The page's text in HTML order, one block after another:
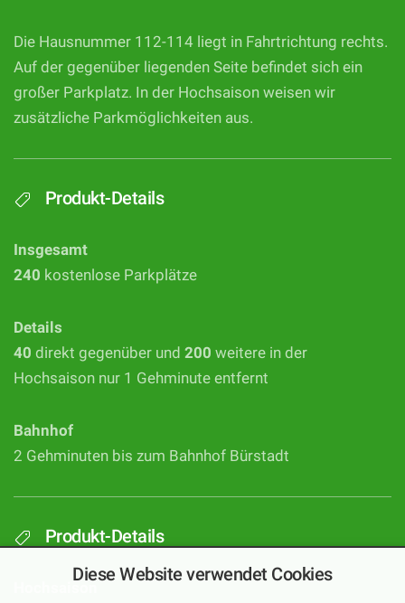
Die Hausnummer 112-114 liegt in Fahrtrichtung rechts.
Auf der gegenüber liegenden Seite befindet sich ein
großer Parkplatz. In der Hochsaison weisen wir
zusätzliche Parkmöglichkeiten aus.
Produkt-Details
Insgesamt
240 kostenlose Parkplätze
Details
40 direkt gegenüber und 200 weitere in der
Hochsaison nur 1 Gehminute entfernt
Bahnhof
2 Gehminuten bis zum Bahnhof Bürstadt
Produkt-Details
Diese Website verwendet Cookies